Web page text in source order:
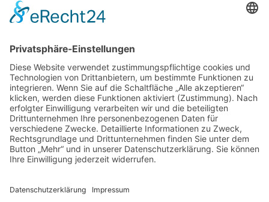
Impressum
Datenschutzerklärung
Adresse
Werkstatt und Möbelausstellung:
Hannoversche Str. 89 (Halle hinten rechts)
49328 Melle
Tel.: 0170 580 4667
post@antik-im-hof.de